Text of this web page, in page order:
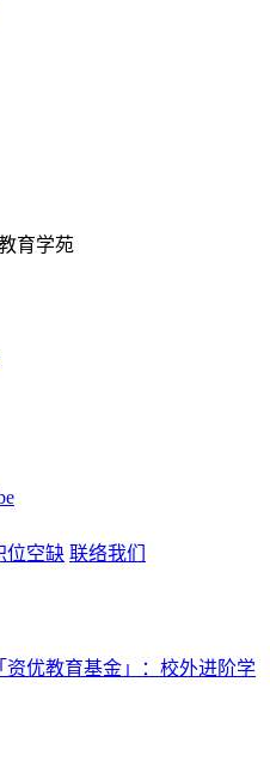
育学苑
位空缺 联络我们
资优教育基金」：校外进阶学